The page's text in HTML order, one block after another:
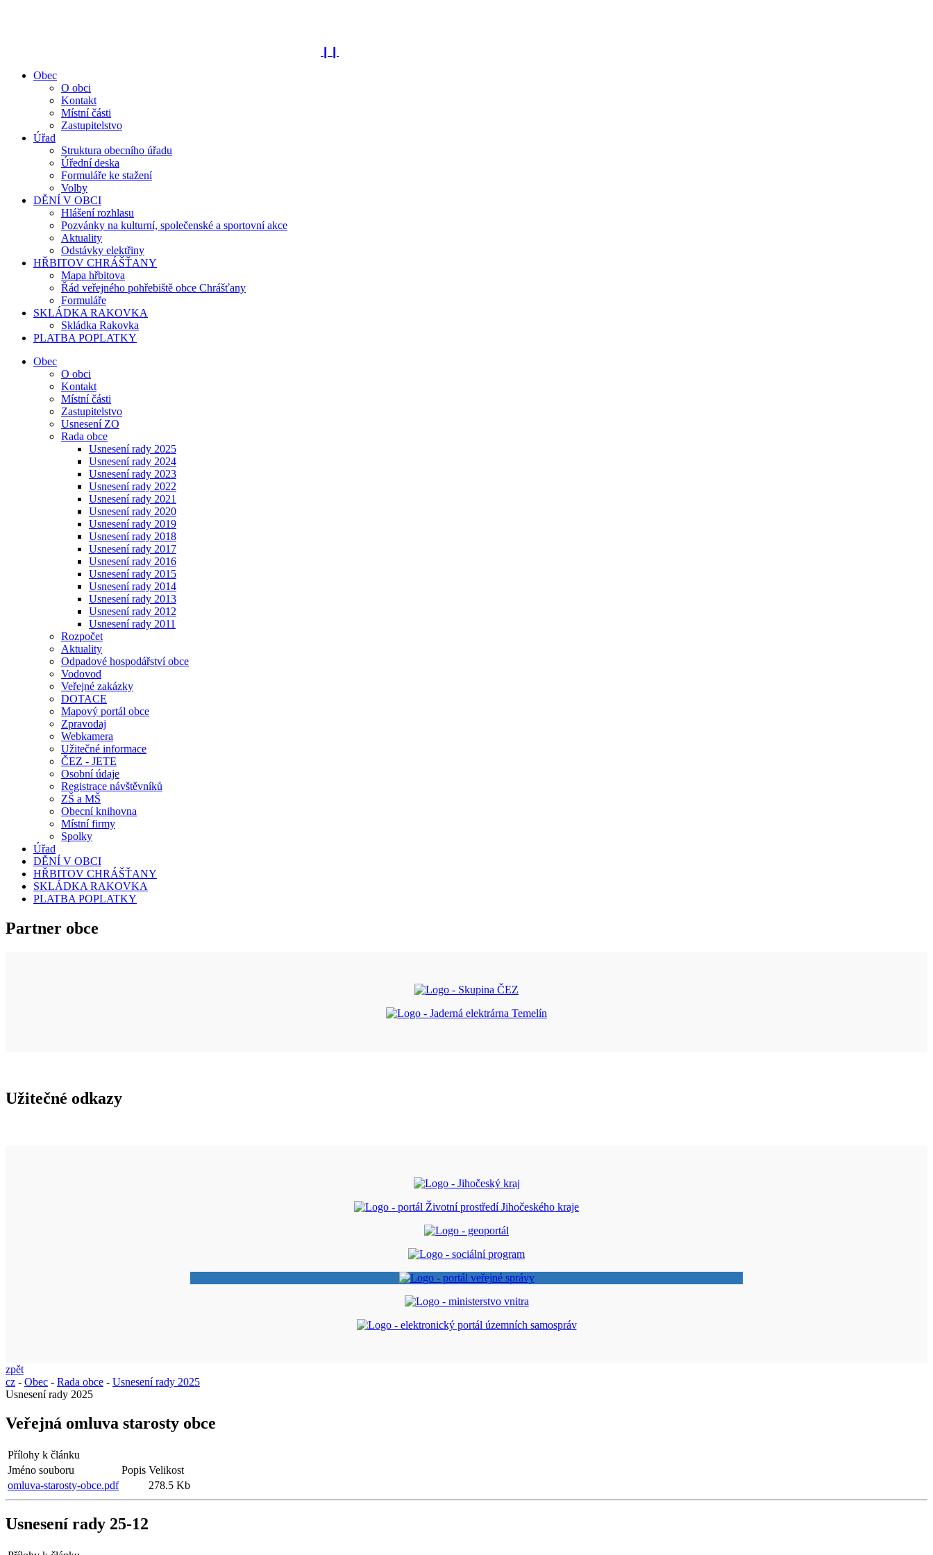
Obec
O obci
Kontakt
Místní části
Zastupitelstvo
Úřad
Struktura obecního úřadu
Úřední deska
Formuláře ke stažení
Volby
DĚNÍ V OBCI
Hlášení rozhlasu
Pozvánky na kulturní, společenské a sportovní akce
Aktuality
Odstávky elektřiny
HŘBITOV CHRÁŠŤANY
Mapa hřbitova
Řád veřejného pohřebiště obce Chrášťany
Formuláře
SKLÁDKA RAKOVKA
Skládka Rakovka
PLATBA POPLATKY
Obec
O obci
Kontakt
Místní části
Zastupitelstvo
Usnesení ZO
Rada obce
Usnesení rady 2025
Usnesení rady 2024
Usnesení rady 2023
Usnesení rady 2022
Usnesení rady 2021
Usnesení rady 2020
Usnesení rady 2019
Usnesení rady 2018
Usnesení rady 2017
Usnesení rady 2016
Usnesení rady 2015
Usnesení rady 2014
Usnesení rady 2013
Usnesení rady 2012
Usnesení rady 2011
Rozpočet
Aktuality
Odpadové hospodářství obce
Vodovod
Veřejné zakázky
DOTACE
Mapový portál obce
Zpravodaj
Webkamera
Užitečné informace
ČEZ - JETE
Osobní údaje
Registrace návštěvníků
ZŠ a MŠ
Obecní knihovna
Místní firmy
Spolky
Úřad
DĚNÍ V OBCI
HŘBITOV CHRÁŠŤANY
SKLÁDKA RAKOVKA
PLATBA POPLATKY
Partner obce
Užitečné odkazy
zpět
cz - Obec - Rada obce - Usnesení rady 2025
Usnesení rady 2025
Veřejná omluva starosty obce
Přílohy k článku
Jméno souboru
Popis Velikost
omluva-starosty-obce.pdf
278.5 Kb
Usnesení rady 25-12